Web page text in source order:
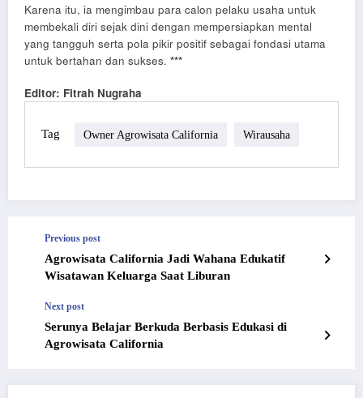
Karena itu, ia mengimbau para calon pelaku usaha untuk
membekali diri sejak dini dengan mempersiapkan mental
yang tangguh serta pola pikir positif sebagai fondasi utama
untuk bertahan dan sukses. ***
Editor: Fitrah Nugraha
Tag Owner Agrowisata California Wirausaha
Previous post
Agrowisata California Jadi Wahana Edukatif
Wisatawan Keluarga Saat Liburan
Next post
Serunya Belajar Berkuda Berbasis Edukasi di
Agrowisata California